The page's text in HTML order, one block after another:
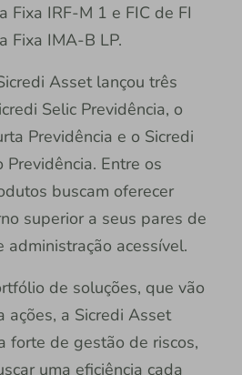
Fixa IRF-M 1 e FIC de FI
Fixa IMA-B LP.
Asset lançou três
Selic Previdência, o
Previdência e o Sicredi
Previdência. Entre os
buscam oferecer
superior a seus pares de
administração acessível.
de soluções, que vão
ações, a Sicredi Asset
forte de gestão de riscos,
uma eficiência cada